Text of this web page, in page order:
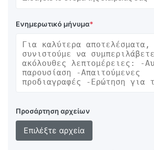
Ενημερωτικό μήνυμα*
Προσάρτηση αρχείων
Επιλέξτε αρχεία